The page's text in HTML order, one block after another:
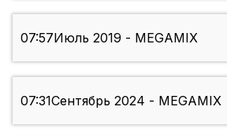
07:57Июль 2019 - MEGAMIX
07:31Сентябрь 2024 - MEGAMIX